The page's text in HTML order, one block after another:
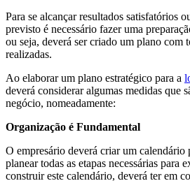
Para se alcançar resultados satisfatórios
previsto é necessário fazer uma
ou seja, deverá ser criado um plano com
realizadas.
Ao elaborar um plano estratégico para a
deverá considerar algumas medidas que
negócio, nomeadamente:
Organização é Fundamental
O empresário deverá criar um
planear todas as etapas necessárias para
construir este calendário, deverá ter em